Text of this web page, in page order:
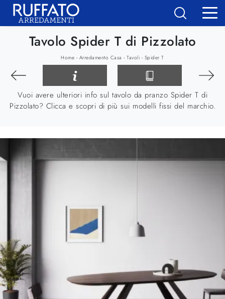
Tavolo Spider T di Pizzolato
Home - Arredamento Casa -Tavoli - Spider T
Vuoi avere ulteriori info sul tavolo da pranzo Spider T di
Pizzolato? Clicca e scopri di più sui modelli fissi del marchio.